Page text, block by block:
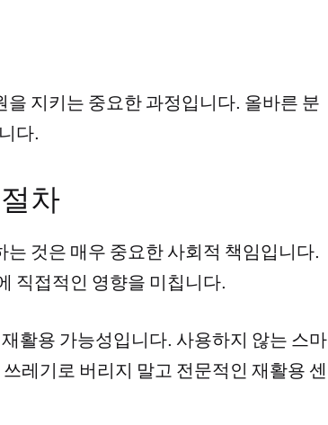
지키는 중요한 과정입니다. 올바른 분
다.
차
것은 매우 중요한 사회적 책임입니다.
직접적인 영향을 미칩니다.
활용 가능성입니다. 사용하지 않는 스마
레기로 버리지 말고 전문적인 재활용 센